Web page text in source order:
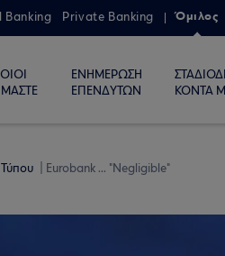
Banking Private Banking Όμιλος
ΕΝΗΜΕΡΩΣΗ
ΕΠΕΝΔΥΤΩΝ
ΚΟΝΤΑ
Τύπου Eurobank ... "Νegligible"